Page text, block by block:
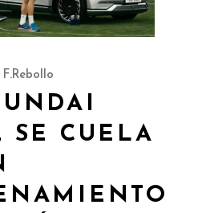
F.Rebollo
SE CUELA